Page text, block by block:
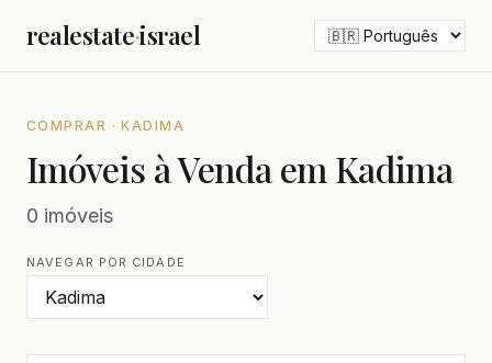
realestate·israel
COMPRAR · KADIMA
Imóveis à Venda em Kadima
0 imóveis
NAVEGAR POR CIDADE